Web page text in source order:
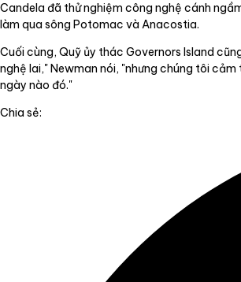
Candela đã thử nghiệm công nghệ cánh
làm qua sông Potomac và Anacostia.
Cuối cùng, Quỹ ủy thác Governors Island
nghệ lai," Newman nói, "nhưng chúng tôi
ngày nào đó."
Chia sẻ: